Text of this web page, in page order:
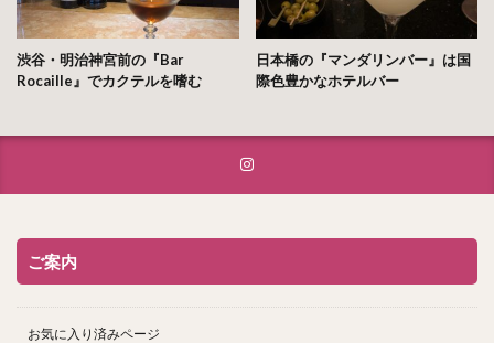
渋谷・明治神宮前の『Bar
Rocaille』でカクテルを嗜む
日本橋の『マンダリンバー』は国
際色豊かなホテルバー
ご案内
お気に入り済みページ